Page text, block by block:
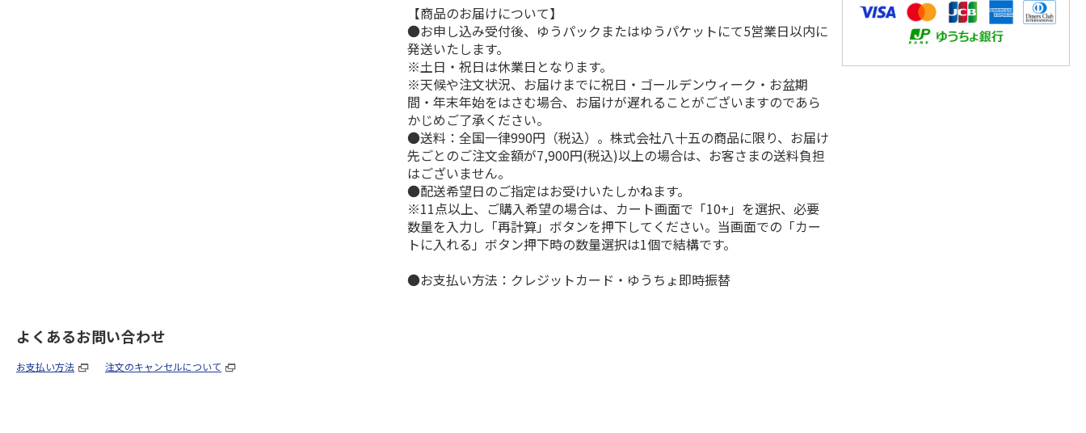
【商品のお届けについて】
●お申し込み受付後、ゆうパックまたはゆうパケットにて5営業日以内に
発送いたします。
※土日・祝日は休業日となります。
※天候や注文状況、お届けまでに祝日・ゴールデンウィーク・お盆期
間・年末年始をはさむ場合、お届けが遅れることがございますのであら
かじめご了承ください。
●送料：全国一律990円（税込）。株式会社八十五の商品に限り、お届け
先ごとのご注文金額が7,900円(税込)以上の場合は、お客さまの送料負担
はございません。
●配送希望日のご指定はお受けいたしかねます。
※11点以上、ご購入希望の場合は、カート画面で「10+」を選択、必要
数量を入力し「再計算」ボタンを押下してください。当画面での「カー
トに入れる」ボタン押下時の数量選択は1個で結構です。
●お支払い方法：クレジットカード・ゆうちょ即時振替
よくあるお問い合わせ
お支払い方法 注文のキャンセルについて